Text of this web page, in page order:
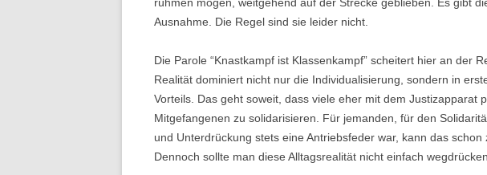
Ausnahme. Die Regel sind sie leider nicht.
Die Parole “Knastkampf ist Klassenkampf” scheitert hier an der
Realität dominiert nicht nur die Individualisierung, sondern in
Vorteils. Das geht soweit, dass viele eher mit dem Justizapparat
Mitgefangenen zu solidarisieren. Für jemanden, für den
und Unterdrückung stets eine Antriebsfeder war, kann das schon
Dennoch sollte man diese Alltagsrealität nicht einfach